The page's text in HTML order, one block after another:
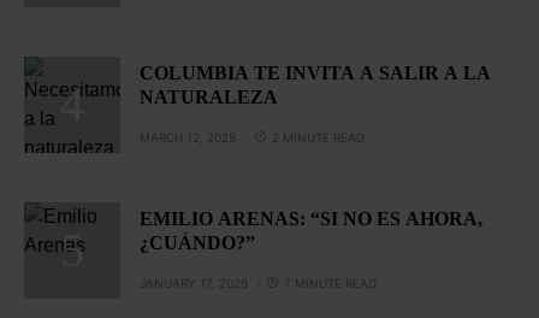
COLUMBIA TE INVITA A SALIR A LA
NATURALEZA
MARCH 12, 2025 2 MINUTE READ
EMILIO ARENAS: “SI NO ES AHORA,
¿CUÁNDO?”
JANUARY 17, 2025 7 MINUTE READ